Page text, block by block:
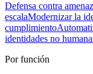
Defensa contra
escalaModernizar la
cumplimiento
identidades no
Por función